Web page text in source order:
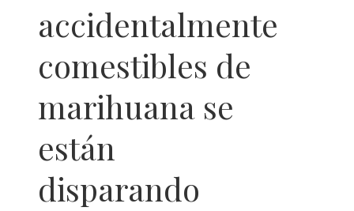
accidentalmente
comestibles de
marihuana se
están
disparando